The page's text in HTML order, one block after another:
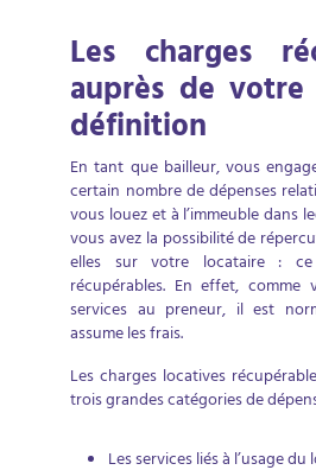
Les charges
auprès de
définition
En tant que bailleur, vous
certain nombre de dépenses
vous louez et à l’immeuble dans
vous avez la possibilité de
elles sur votre locataire :
récupérables. En effet, comme
services au preneur, il est
assume les frais.
Les charges locatives
trois grandes catégories de
Les services liés à l’usage